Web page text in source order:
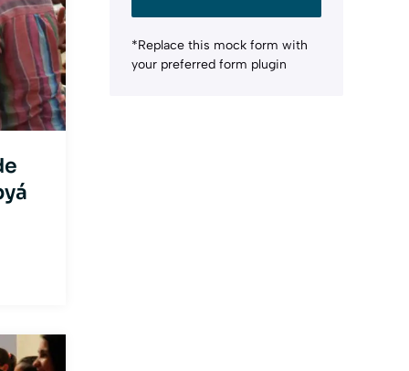
*Replace this mock form with
your preferred form plugin